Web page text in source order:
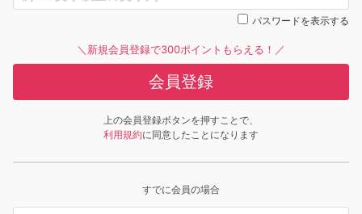
パスワードを表示する
＼新規会員登録で300ポイントもらえる！／
会員登録
上の会員登録ボタンを押すことで、
利用規約に同意したことになります
すでに会員の場合